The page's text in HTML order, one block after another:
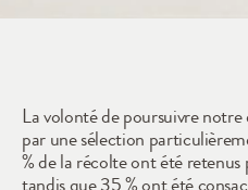
La volonté de poursuivre
par une sélection
% de la récolte ont été